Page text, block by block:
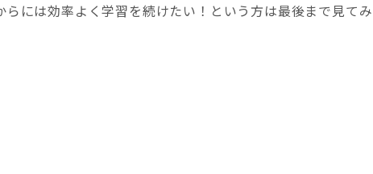
には効率よく学習を続けたい！という方は最後まで見てみ